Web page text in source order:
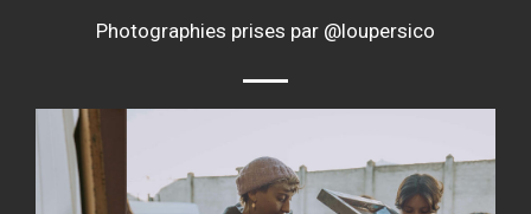
Photographies prises par @loupersico